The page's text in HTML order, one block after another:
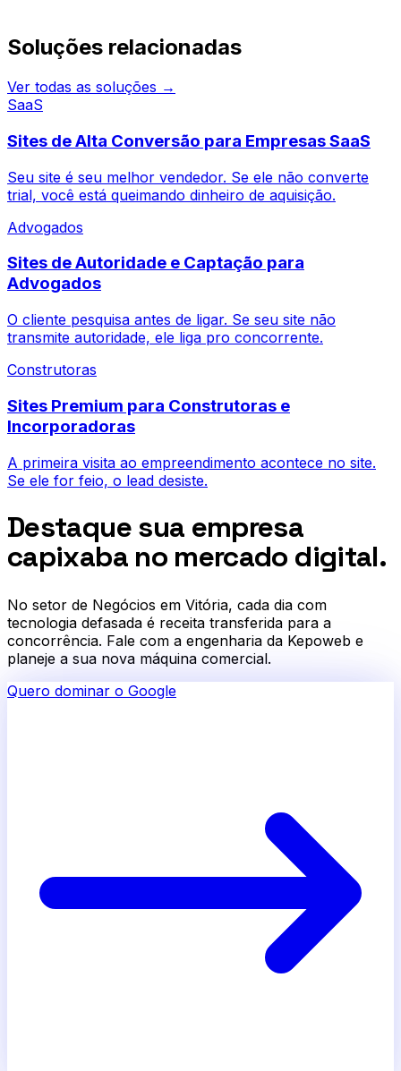
Soluções relacionadas
Ver todas as soluções →
SaaS
Sites de Alta Conversão para Empresas SaaS
Seu site é seu melhor vendedor. Se ele não converte
trial, você está queimando dinheiro de aquisição.
Advogados
Sites de Autoridade e Captação para
Advogados
O cliente pesquisa antes de ligar. Se seu site não
transmite autoridade, ele liga pro concorrente.
Construtoras
Sites Premium para Construtoras e
Incorporadoras
A primeira visita ao empreendimento acontece no site.
Se ele for feio, o lead desiste.
Destaque sua empresa
capixaba no mercado digital.
No setor de Negócios em Vitória, cada dia com
tecnologia defasada é receita transferida para a
concorrência. Fale com a engenharia da Kepoweb e
planeje a sua nova máquina comercial.
Quero dominar o Google